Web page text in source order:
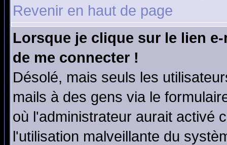
Revenir en haut de page
Lorsque je clique sur le lien
de me connecter !
Désolé, mais seuls les
mails à des gens via le
où l'administrateur aurait activé
l'utilisation malveillante du